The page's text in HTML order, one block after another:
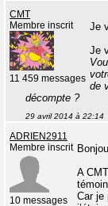
CMT
Membre inscrit
11 459 messages
Je
Je
de
décompte ?
29 avril 2014 à 22:14
ADRIEN2911
Membre inscrit
10 messages
A
Car je